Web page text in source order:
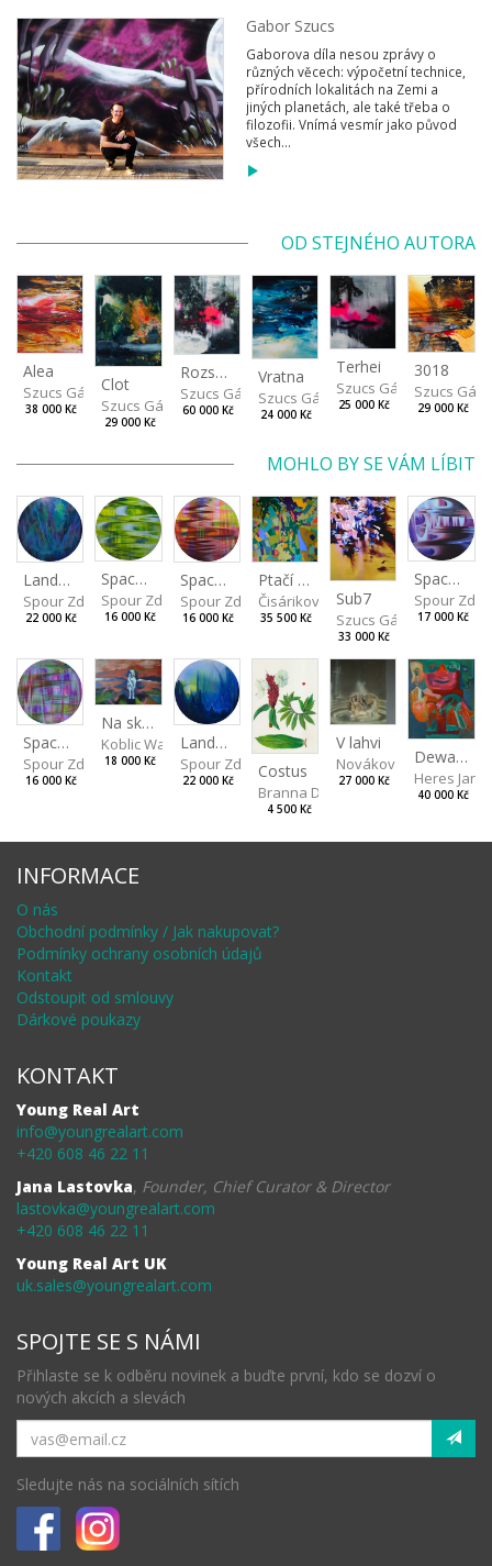
Gabor Szucs
Gaborova díla nesou zprávy o
různých věcech: výpočetní technice,
přírodních lokalitách na Zemi a
jiných planetách, ale také třeba o
filozofii. Vnímá vesmír jako původ
všech...
OD STEJNÉHO AUTORA
Alea
Szucs Gábor
38 000 Kč
Clot
Szucs Gábor
29 000 Kč
Rozsutec
Szucs Gábor
60 000 Kč
Vratna
Szucs Gábor
24 000 Kč
Terhei
Szucs Gábor
25 000 Kč
3018
Szucs
29 000 Kč
MOHLO BY SE VÁM LÍBIT
Landscape III
Spour Zdeněk
22 000 Kč
Spaces I
Spour Zdeněk
16 000 Kč
Spaces II
Spour Zdeněk
16 000 Kč
Ptačí perspektiva
Čisáriková Táňa
35 500 Kč
Sub7
Szucs Gábor
33 000 Kč
Spaces IV
Spour
17 000 Kč
Spaces III
Spour Zdeněk
16 000 Kč
Na skalách
Koblic Walterová Martina
18 000 Kč
Landscape II
Spour Zdeněk
22 000 Kč Costus
Branna Dorota
4 500 Kč
V lahvi
Nováková Blanka
27 000 Kč
Dewa pagan
Heres Jan
40 000 Kč
INFORMACE
O nás
Obchodní podmínky / Jak nakupovat?
Podmínky ochrany osobních údajů
Kontakt
Odstoupit od smlouvy
Dárkové poukazy
KONTAKT
Young Real Art
info@youngrealart.com
+420 608 46 22 11
Jana Lastovka, Founder, Chief Curator & Director
lastovka@youngrealart.com
+420 608 46 22 11
Young Real Art UK
uk.sales@youngrealart.com
SPOJTE SE S NÁMI
Přihlaste se k odběru novinek a buďte první, kdo se dozví o
nových akcích a slevách
Sledujte nás na sociálních sítích